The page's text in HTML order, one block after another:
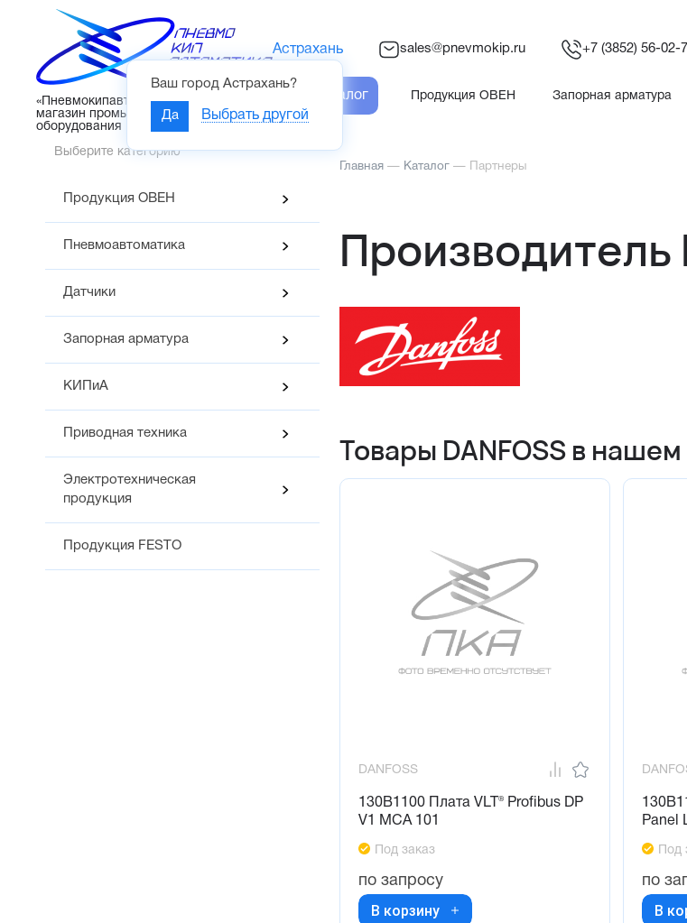
«Пневмокипавтоматика» – интернет-
магазин промышленного
оборудования
Астрахань
Ваш город Астрахань?
Да Выбрать другой
sales@pnevmokip.ru +7 (3852) 56-02-
Каталог Продукция ОВЕН Запорная арматура
Выберите категорию
Продукция ОВЕН
Пневмоавтоматика
Датчики
Запорная арматура
КИПиА
Приводная техника
Электротехническая
продукция
Продукция FESTO
Главная — Каталог — Партнеры
Производитель
Товары DANFOSS в
DANFOSS
130B1100 Плата VLT® Profibus DP
V1 MCA 101
Под заказ
по запросу
В корзину
Panel
Под
по
В